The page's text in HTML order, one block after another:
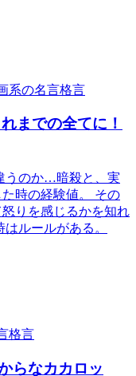
系の名言格言
までの全てに！
うのか…暗殺と、実
時の経験値。 その
りを感じるかを知れ
ルールがある。
格言
らなカカロッ